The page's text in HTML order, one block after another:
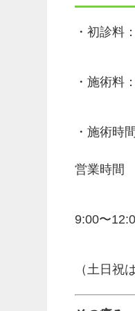
・初診料
・施術料
・施術時
営業時間
9:00〜
（土日祝